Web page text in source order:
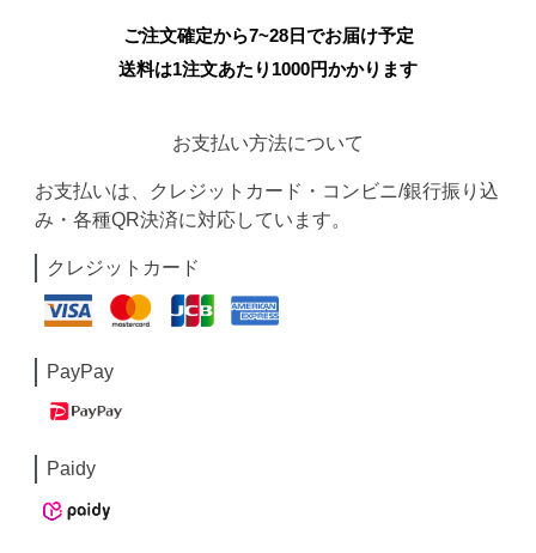
ご注文確定から7~28日でお届け予定
送料は1注文あたり 1000円かかります
お支払い方法について
お支払いは、クレジットカード・コンビニ/銀行振り込
み・各種QR決済に対応しています。
クレジットカード
PayPay
Paidy